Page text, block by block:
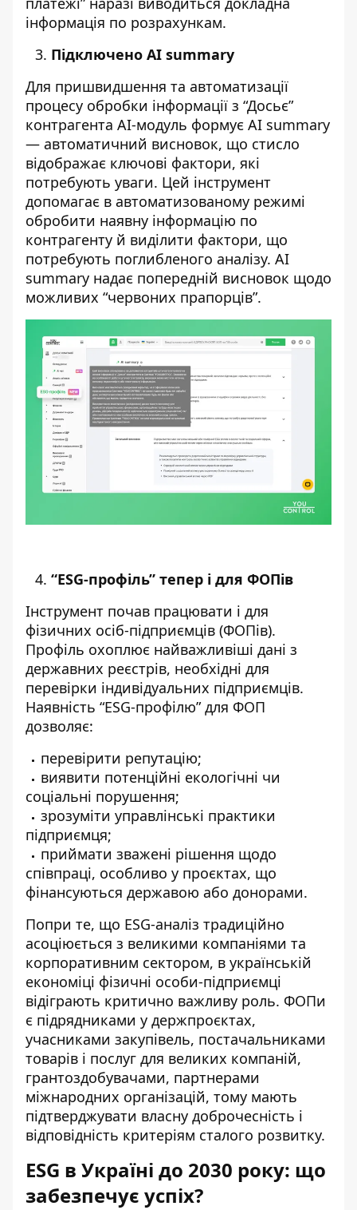
інформація по розрахункам.
Підключено AI summary
Для пришвидшення та автоматизації
процесу обробки інформації з “Досьє”
контрагента AI-модуль формує AI summary
— автоматичний висновок, що стисло
відображає ключові фактори, які
потребують уваги. Цей інструмент
допомагає в автоматизованому режимі
обробити наявну інформацію по
контрагенту й виділити фактори, що
потребують поглибленого аналізу. AI
summary надає попередній висновок щодо
можливих “червоних прапорців”.
“ESG-профіль” тепер і для ФОПів
Інструмент почав працювати і для
фізичних осіб-підприємців (ФОПів).
Профіль охоплює найважливіші дані з
державних реєстрів, необхідні для
перевірки індивідуальних підприємців.
Наявність “ESG-профілю” для ФОП
дозволяє:
перевірити репутацію;
виявити потенційні екологічні чи
соціальні порушення;
зрозуміти управлінські практики
підприємця;
приймати зважені рішення щодо
співпраці, особливо у проєктах, що
фінансуються державою або донорами.
Попри те, що ESG-аналіз традиційно
асоціюється з великими компаніями та
корпоративним сектором, в українській
економіці фізичні особи-підприємці
відіграють критично важливу роль. ФОПи
є підрядниками у держпроєктах,
учасниками закупівель, постачальниками
товарів і послуг для великих компаній,
грантоздобувачами, партнерами
міжнародних організацій, тому мають
підтверджувати власну доброчесність і
відповідність критеріям сталого розвитку.
ESG в Україні до 2030 року: що
забезпечує успіх?